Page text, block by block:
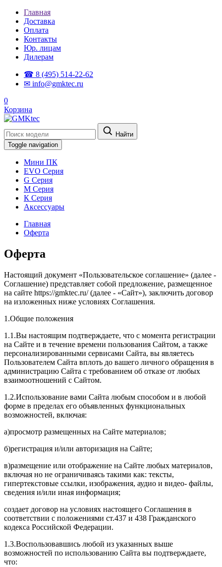
Главная
Доставка
Оплата
Контакты
Юр. лицам
Дилерам
☎ 8 (495) 514-22-62
✉ info@gmktec.ru
0
Корзина
Найти
Toggle navigation
Мини ПК
EVO Серия
G Серия
М Серия
К Серия
Аксессуары
Главная
Оферта
Оферта
Настоящий документ «Пользовательское соглашение» (далее -
Соглашение) представляет собой предложение, размещенное
на сайте https://gmktec.ru/ (далее - «Сайт»), заключить договор
на изложенных ниже условиях Соглашения.
1.Общие положения
1.1.Вы настоящим подтверждаете, что с момента регистрации
на Сайте и в течение времени пользования Сайтом, а также
персонализированными сервисами Сайта, вы являетесь
Пользователем Сайта вплоть до вашего личного обращения в
администрацию Сайта с требованием об отказе от любых
взаимоотношений с Сайтом.
1.2.Использование вами Сайта любым способом и в любой
форме в пределах его объявленных функциональных
возможностей, включая:
а)просмотр размещенных на Сайте материалов;
б)регистрация и/или авторизация на Сайте;
в)размещение или отображение на Сайте любых материалов,
включая но не ограничиваясь такими как: тексты,
гипертекстовые ссылки, изображения, аудио и видео- файлы,
сведения и/или иная информация;
создает договор на условиях настоящего Соглашения в
соответствии с положениями ст.437 и 438 Гражданского
кодекса Российской Федерации.
1.3.Воспользовавшись любой из указанных выше
возможностей по использованию Сайта вы подтверждаете,
что: